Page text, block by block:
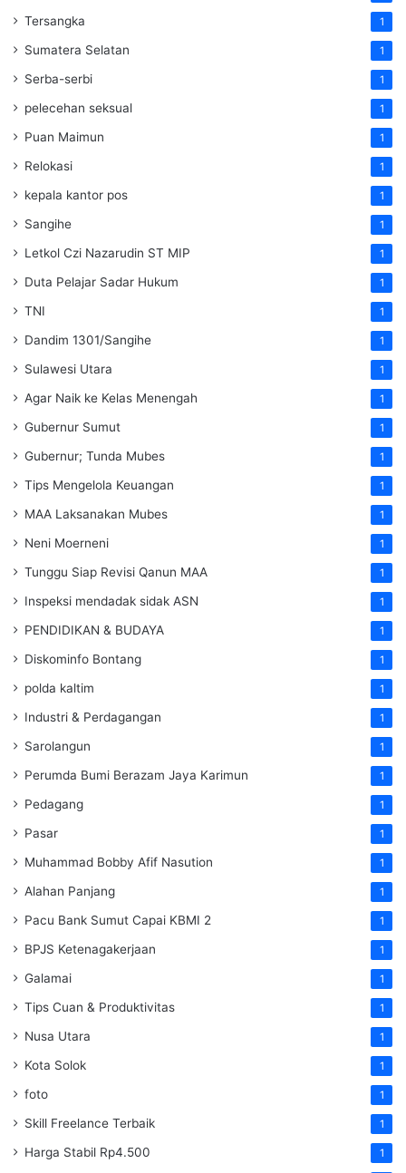
Tersangka 1
Sumatera Selatan 1
Serba-serbi 1
pelecehan seksual 1
Puan Maimun 1
Relokasi 1
kepala kantor pos 1
Sangihe 1
Letkol Czi Nazarudin ST MIP 1
Duta Pelajar Sadar Hukum 1
TNI 1
Dandim 1301/Sangihe 1
Sulawesi Utara 1
Agar Naik ke Kelas Menengah 1
Gubernur Sumut 1
Gubernur; Tunda Mubes 1
Tips Mengelola Keuangan 1
MAA Laksanakan Mubes 1
Neni Moerneni 1
Tunggu Siap Revisi Qanun MAA 1
Inspeksi mendadak sidak ASN 1
PENDIDIKAN & BUDAYA 1
Diskominfo Bontang 1
polda kaltim 1
Industri & Perdagangan 1
Sarolangun 1
Perumda Bumi Berazam Jaya Karimun 1
Pedagang 1
Pasar 1
Muhammad Bobby Afif Nasution 1
Alahan Panjang 1
Pacu Bank Sumut Capai KBMI 2 1
BPJS Ketenagakerjaan 1
Galamai 1
Tips Cuan & Produktivitas 1
Nusa Utara 1
Kota Solok 1
foto 1
Skill Freelance Terbaik 1
Harga Stabil Rp4.500 1